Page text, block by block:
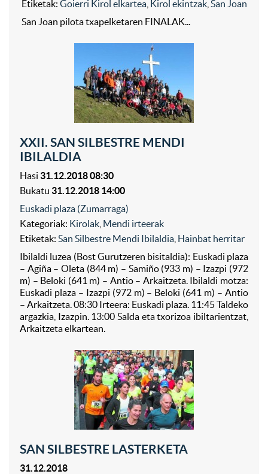
Etiketak: Goierri Kirol elkartea, Kirol ekintzak, San Joan
San Joan pilota txapelketaren FINALAK...
XXII. SAN SILBESTRE MENDI
IBILALDIA
Hasi 31.12.2018 08:30
Bukatu 31.12.2018 14:00
Euskadi plaza (Zumarraga)
Kategoriak: Kirolak Mendi irteerak
Etiketak: San Silbestre Mendi Ibilaldia Hainbat herritar
Ibilaldi luzea (Bost Gurutzeren bisitaldia): Euskadi plaza
– Agiña – Oleta (844 m) – Samiño (933 m) – Izazpi (972
m) – Beloki (641 m) – Antio – Arkaitzeta. Ibilaldi motza:
Euskadi plaza – Izazpi (972 m) – Beloki (641 m) – Antio
– Arkaitzeta. 08:30 Irteera: Euskadi plaza. 11:45 Taldeko
argazkia, Izazpin. 13:00 Salda eta txorizoa ibiltarientzat,
Arkaitzeta elkartean.
SAN SILBESTRE LASTERKETA
31.12.2018